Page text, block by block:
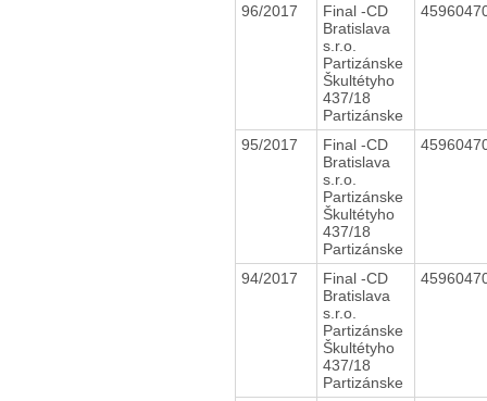
96/2017
Final -CD
Bratislava
s.r.o.
Partizánske
Škultétyho
437/18
Partizánske
95/2017
Final -CD
Bratislava
s.r.o.
Partizánske
Škultétyho
437/18
Partizánske
94/2017
Final -CD
Bratislava
s.r.o.
Partizánske
Škultétyho
437/18
Partizánske